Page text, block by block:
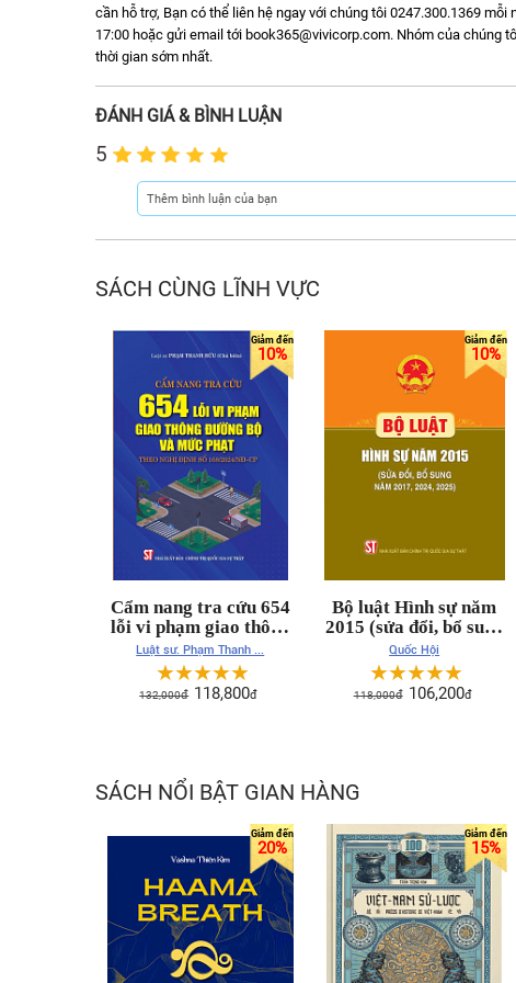
cần hỗ trợ, Bạn có thể liên hệ ngay với chúng tôi 0247.300.1369 mỗi
17:00 hoặc gửi email tới book365@vivicorp.com. Nhóm của chúng
thời gian sớm nhất.
ĐÁNH GIÁ & BÌNH LUẬN
5
SÁCH CÙNG LĨNH VỰC
10%
Cẩm nang tra cứu 654
lỗi vi phạm giao thông
đường bộ và mức phạt
theo Nghị định số
168/2024/NĐ-CP
Luật sư. Phạm Thanh ...
☆☆☆☆☆
132,000đ 118,800đ
10%
Bộ luật Hình sự năm
2015 (sửa đổi, bổ sung
năm 2017, 2024, 2025)
Quốc Hội
☆ ☆ ☆ ☆ ☆
118,000đ 106,200đ
SÁCH NỔI BẬT GIAN HÀNG
20% 15%